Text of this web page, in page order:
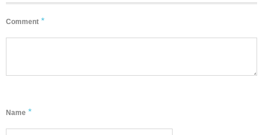
Comment *
Name *